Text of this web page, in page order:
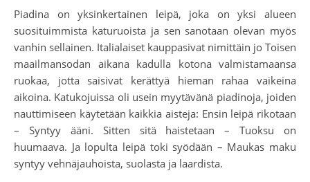
Piadina on yksinkertainen leipä, joka on yksi alueen
suosituimmista katuruoista ja sen sanotaan olevan myös
vanhin sellainen. Italialaiset kauppasivat nimittäin jo Toisen
maailmansodan aikana kadulla kotona valmistamaansa
ruokaa, jotta saisivat kerättyä hieman rahaa vaikeina
aikoina. Katukojuissa oli usein myytävänä piadinoja, joiden
nauttimiseen käytetään kaikkia aisteja: Ensin leipä rikotaan
– Syntyy ääni. Sitten sitä haistetaan – Tuoksu on
huumaava. Ja lopulta leipä toki syödään – Maukas maku
syntyy vehnäjauhoista, suolasta ja laardista.